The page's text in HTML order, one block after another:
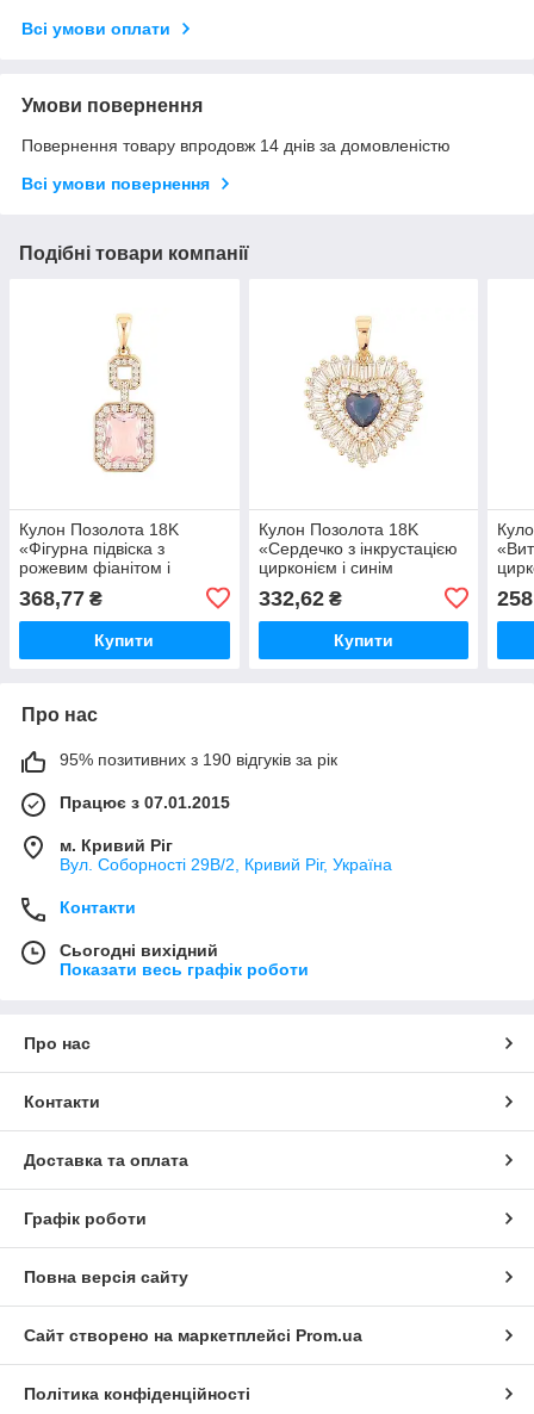
Всі умови оплати
Умови повернення
Повернення товару впродовж 14 днів за домовленістю
Всі умови повернення
Подібні товари компанії
Кулон Позолота 18K
«Фігурна підвіска з
рожевим фіанітом і
цирконієм» для ланцюжка
до 6мм (262212) ТМ
XUPING
368,77 ₴
Купити
Кулон Позолота 18K
«Сердечко з інкрустацією
цирконієм і синім
фіанітом» для ланцюжка
до 6мм (262254) ТМ
XUPING
332,62₴
Купити
до
Про нас
95% позитивних з 190 відгуків за рік
Працює з 07.01.2015
м. Кривий Ріг
Вул. Соборності 29В/2, Кривий Ріг, Україна
Контакти
Сьогодні вихідний
Показати весь графік роботи
Про нас
Контакти
Доставка та оплата
Графік роботи
Повна версія сайту
Сайт створено на маркетплейсі Prom.ua
Політика конфіденційності